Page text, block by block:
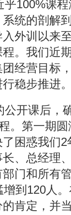
100%课
统的剖解
外训以来
。我们近
经营目标
稳步推进
开课后，
。第一期
困惑我们
、总经理
门和所有
到120人
的肯定，并